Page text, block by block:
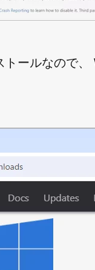
ールなので